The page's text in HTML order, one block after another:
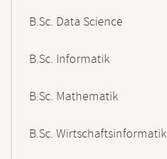
B.Sc. Data Science
B.Sc. Informatik
B.Sc. Mathematik
B.Sc. Wirtschaftsinformatik